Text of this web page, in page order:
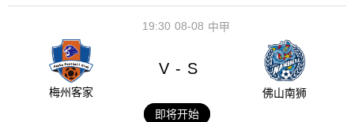
08-08
19:30 中甲
梅州客家
V - S
佛山南狮
即将开始